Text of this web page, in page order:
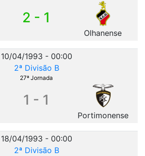
2 - 1
Olhanense
10/04/1993 - 00:00
2ª Divisão B
27ª Jornada
1 - 1
Portimonense
18/04/1993 - 00:00
2ª Divisão B